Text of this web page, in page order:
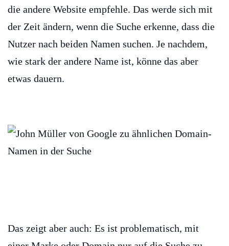
die andere Website empfehle. Das werde sich mit
der Zeit ändern, wenn die Suche erkenne, dass die
Nutzer nach beiden Namen suchen. Je nachdem,
wie stark der andere Name ist, könne das aber
etwas dauern.
Das zeigt aber auch: Es ist problematisch, mit